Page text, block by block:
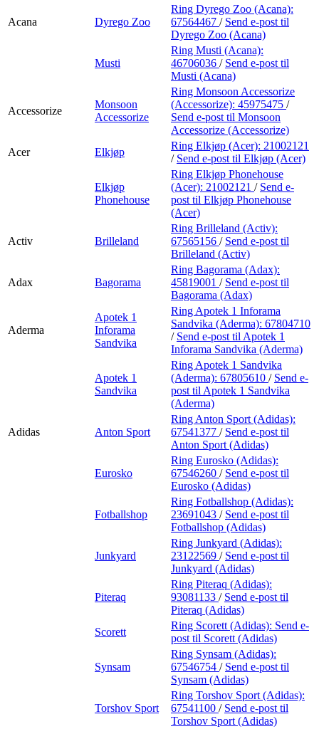
Acana Dyrego Zoo
Ring Dyrego Zoo (Acana):
67564467 / Send e-post til
Dyrego Zoo (Acana)
Musti
Ring Musti (Acana):
46706036 / Send e-post til
Musti (Acana)
Accessorize
Monsoon
Accessorize
Ring Monsoon Accessorize
(Accessorize): 45975475 /
Send e-post til Monsoon
Accessorize (Accessorize)
Acer
Elkjøp
Ring Elkjøp (Acer): 21002121
/ Send e-post til Elkjøp (Acer)
Elkjøp
Phonehouse
Ring Elkjøp Phonehouse
(Acer): 21002121 / Send e-
post til Elkjøp Phonehouse
(Acer)
Activ Brilleland
Ring Brilleland (Activ):
67565156 / Send e-post til
Brilleland (Activ)
Adax Bagorama
Ring Bagorama (Adax):
45819001 / Send e-post til
Bagorama (Adax)
Aderma
Apotek 1
Inforama
Sandvika
Ring Apotek 1 Inforama
Sandvika (Aderma): 67804710
/ Send e-post til Apotek 1
Inforama Sandvika (Aderma)
Apotek 1
Sandvika
Ring Apotek 1 Sandvika
(Aderma): 67805610 / Send e-
post til Apotek 1 Sandvika
(Aderma)
Adidas Anton Sport
Ring Anton Sport (Adidas):
67541377 / Send e-post til
Anton Sport (Adidas)
Eurosko
Ring Eurosko (Adidas):
67546260 / Send e-post til
Eurosko (Adidas)
Fotballshop
Ring Fotballshop (Adidas):
23691043 / Send e-post til
Fotballshop (Adidas)
Junkyard
Ring Junkyard (Adidas):
23122569 / Send e-post til
Junkyard (Adidas)
Piteraq
Ring Piteraq (Adidas):
93081133 / Send e-post til
Piteraq (Adidas)
Scorett
Ring Scorett (Adidas): Send e-
post til Scorett (Adidas)
Synsam
Ring Synsam (Adidas):
67546754 / Send e-post til
Synsam (Adidas)
Torshov Sport
Ring Torshov Sport (Adidas):
67541100 / Send e-post til
Torshov Sport (Adidas)